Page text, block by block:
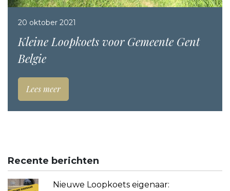
20 oktober 2021
Kleine Loopkoets voor Gemeente Gent
Belgie
Lees meer
Recente berichten
Nieuwe Loopkoets eigenaar: